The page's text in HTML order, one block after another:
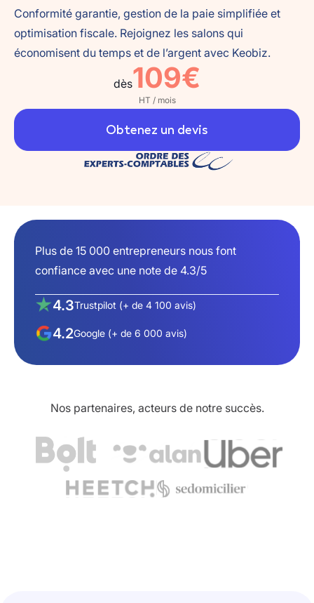
Conformité garantie, gestion de la paie simplifiée et
optimisation fiscale. Rejoignez les salons qui
économisent du temps et de l’argent avec Keobiz.
dès109€
HT / mois
Obtenez un devis
Plus de 15 000 entrepreneurs nous font
confiance avec une note de 4.3/5
4.3Trustpilot (+ de 4 100 avis)
4.2Google (+ de 6 000 avis)
Nos partenaires, acteurs de notre succès.